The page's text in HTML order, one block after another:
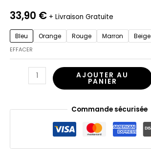
33,90 € + Livraison Gratuite
Bleu Orange Rouge Marron Beige
EFFACER
AJOUTER AU
PANIER
Commande sécurisée